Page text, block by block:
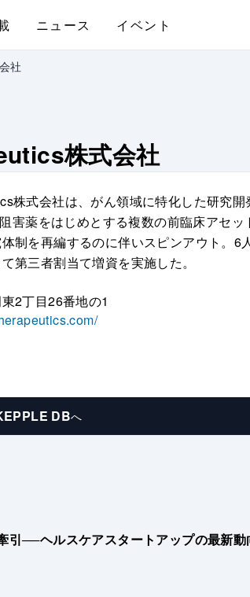
ニュース イベント
社
株式会社
株式会社は、がん領域に特化した研究
害薬をはじめとする複数の前臨床アセ
制を再編するのに伴いスピンアウト。
第三者割当て増資を実施した。
2丁目26番地の1
DBへ
引──ヘルスケアスタートアップの最新動